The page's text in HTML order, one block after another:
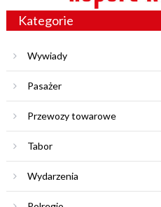
Kategorie
Wywiady
Pasażer
Przewozy towarowe
Tabor
Wydarzenia